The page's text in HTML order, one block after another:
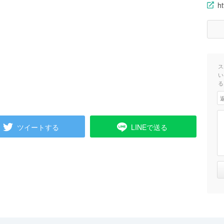
ツイートする LINEで送る